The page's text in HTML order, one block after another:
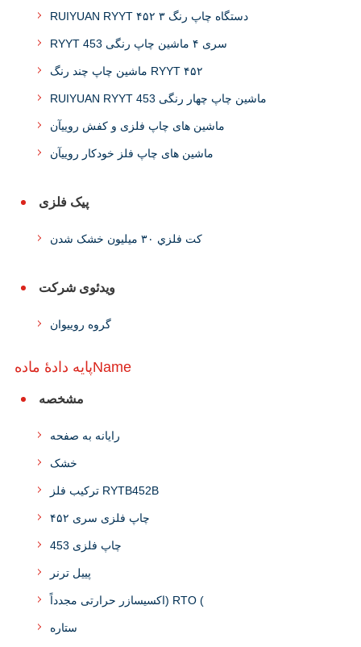
RUIYUAN RYYT ۴۵۲ ۳ دستگاه چاپ رنگ
RYYT 453 سری ۴ ماشین چاپ رنگی
ماشین چاپ چند رنگ RYYT ۴۵۲
RUIYUAN RYYT 453 ماشین چاپ چهار رنگی
ماشین های چاپ فلزی و کفش روییآن
ماشین های چاپ فلز خودکار روییآن
پیک فلزی
کت فلزي ۳۰ میلیون خشک شدن
ویدئوی شرکت
گروه روییوان
پایه دادۀ مادهName
مشخصه
رایانه به صفحه
خشک
ترکیب فلز RYTB452B
چاپ فلزی سری ۴۵۲
چاپ فلزی 453
پییل ترنر
اکسیسازر حرارتی مجدداً) RTO (
ستاره